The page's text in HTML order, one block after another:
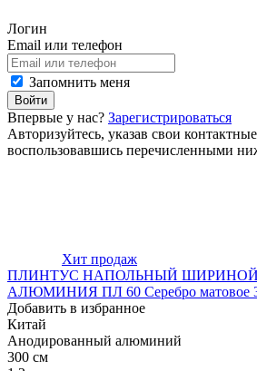
Логин
Email или телефон
Запомнить меня
Войти
Впервые у нас? Зарегистрироваться
Авторизуйтесь, указав свои
воспользовавшись перечисленными
Хит продаж
ПЛИНТУС НАПОЛЬНЫЙ ШИРИНОЙ
АЛЮМИНИЯ ПЛ 60 Серебро матовое
Добавить в избранное
Китай
Анодированный алюминий
300 см